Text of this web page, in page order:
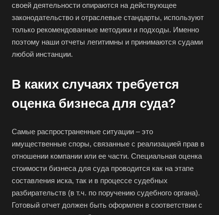
своей деятельности опираются на действующее
законодательство и отраслевые стандарты, используют
только рекомендованные методики и подходы. Именно
поэтому наши отчеты легитимны и принимаются судами
любой инстанции.
В каких случаях требуется
оценка бизнеса для суда?
Самые распространенные ситуации – это
имущественные споры, связанные с реализацией прав в
отношении компании или ее части. Специальная оценка
стоимости бизнеса для суда проводится как на этапе
составления иска, так и в процессе судебных
разбирательств (в т.ч. по поручению судебного органа).
Готовый отчет должен быть оформлен в соответствии с